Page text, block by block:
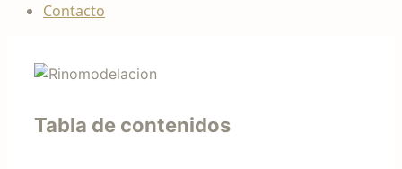
Contacto
Tabla de contenidos